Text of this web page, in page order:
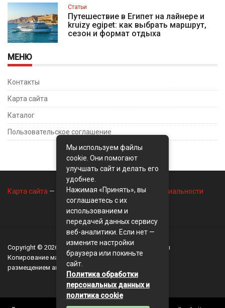
Статьи
Путешествие в Египет на лайнере и
kruizy egipet: как выбрать маршрут,
сезон и формат отдыха
МЕНЮ
Контакты
Карта сайта
Каталог
Пользовательское соглашение
Карта сайта — Контакты— Политика конфиденциальности
Copyright © 2026 BusinessMix- Экономика и финансы
Копирование материалов разрешается, только с
размещением активной ссылки на сайт
Мы используем файлы
cookie. Они помогают
улучшать сайт и делать его
удобнее.
Нажимая «Принять», вы
соглашаетесь с их
использованием и
передачей данных сервису
веб-аналитики. Если нет —
измените настройки
браузера или покиньте
сайт.
Политика обработки
персональных данных и
политика cookie